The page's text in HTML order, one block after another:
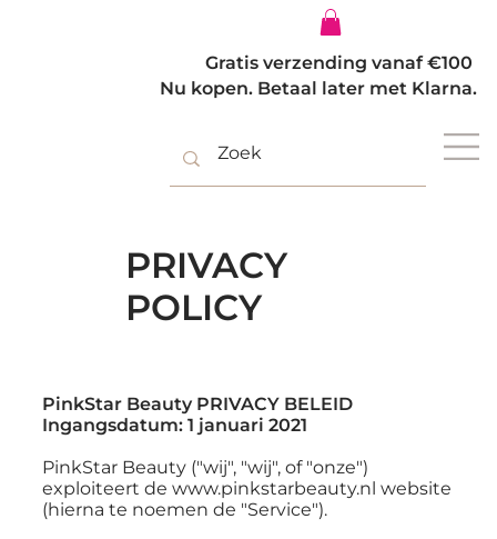
Gratis verzending vanaf €100
Nu kopen. Betaal later met Klarna.
PRIVACY
POLICY
PinkStar Beauty PRIVACY BELEID
Ingangsdatum: 1 januari 2021
PinkStar Beauty ("wij", "wij", of "onze")
exploiteert dewww.pinkstarbeauty.nl website
(hierna te noemen de "Service").